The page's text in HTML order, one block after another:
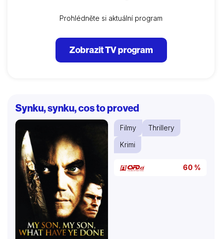
Prohlédněte si aktuální program
Zobrazit TV program
Synku, synku, cos to proved
Filmy
Thrillery
Krimi
60 %